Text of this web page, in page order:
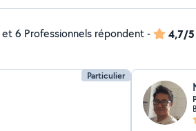
et 6 Professionnels répondent- 4,7/5
Particulier